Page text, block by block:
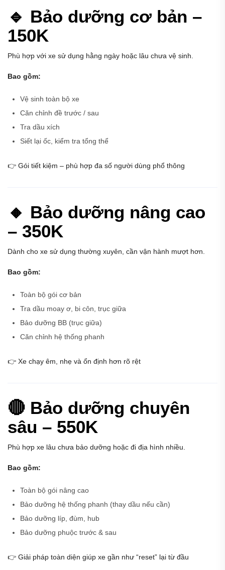
🔹 Bảo dưỡng cơ bản –
150K
Phù hợp với xe sử dụng hằng ngày hoặc lâu chưa vệ sinh.
Bao gồm:
Vệ sinh toàn bộ xe
Căn chỉnh đề trước / sau
Tra dầu xích
Siết lại ốc, kiểm tra tổng thể
👉 Gói tiết kiệm – phù hợp đa số người dùng phổ thông
🔸 Bảo dưỡng nâng cao
– 350K
Dành cho xe sử dụng thường xuyên, cần vận hành mượt hơn.
Bao gồm:
Toàn bộ gói cơ bản
Tra dầu moay ơ, bi côn, trục giữa
Bảo dưỡng BB (trục giữa)
Căn chỉnh hệ thống phanh
👉 Xe chạy êm, nhẹ và ổn định hơn rõ rệt
🔴 Bảo dưỡng chuyên
sâu – 550K
Phù hợp xe lâu chưa bảo dưỡng hoặc đi địa hình nhiều.
Bao gồm:
Toàn bộ gói nâng cao
Bảo dưỡng hệ thống phanh (thay dầu nếu cần)
Bảo dưỡng líp, đùm, hub
Bảo dưỡng phuộc trước & sau
👉 Giải pháp toàn diện giúp xe gần như “reset” lại từ đầu